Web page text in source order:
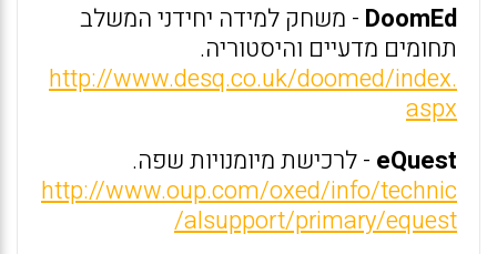
DoomEd - משחק למידה יחידני המשלב
תחומים מדעיים והיסטוריה.
http://www.desq.co.uk/doomed/index.
aspx
eQuest - לרכישת מיומנויות שפה.
http://www.oup.com/oxed/info/technic
alsupport/primary/equest/